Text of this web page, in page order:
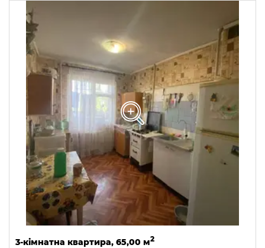
3-кімнатна квартира, 65,00 м2